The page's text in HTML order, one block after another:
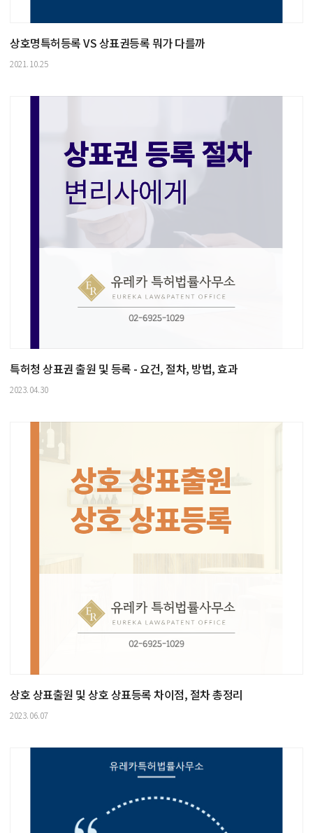
상호명특허등록 VS 상표권등록 뭐가 다를까
2021.10.25
특허청 상표권 출원 및 등록 - 요건, 절차, 방법, 효과
2023.04.30
상호 상표출원 및 상호 상표등록 차이점, 절차 총정리
2023.06.07